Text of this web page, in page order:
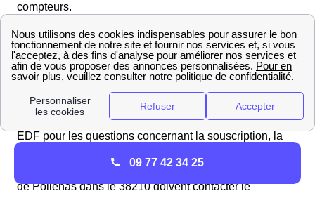
compteurs.
La différenciation entre Enedis et EDF
Contrairement à Enedis, EDF est un fournisseur
d'électricité, EDF à Poliénas est seulement responsable
de proposer des offres d'électricité et de gaz auxquelles
les Poliénois peuvent souscrire. Il faut donc contacter
EDF pour les questions concernant la souscription, la
l'électricité. Pour toutes autres démarches les habitants
de Poliénas dans le 38210 doivent contacter le
09 77 42 34 25